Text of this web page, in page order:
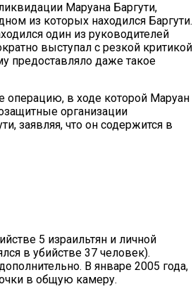
Маруана Баргути,
из которых находился Баргути.
один из руководителей
выступал с резкой критикой
предоставляло даже такое
операцию, в ходе которой Маруан
организации
заявляя, что он содержится в
5 израильтян и личной
в убийстве 37 человек).
В январе 2005 года,
в общую камеру.